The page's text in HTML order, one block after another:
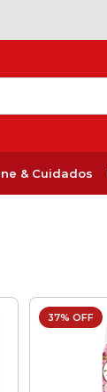
& Cuidados
37% OFF